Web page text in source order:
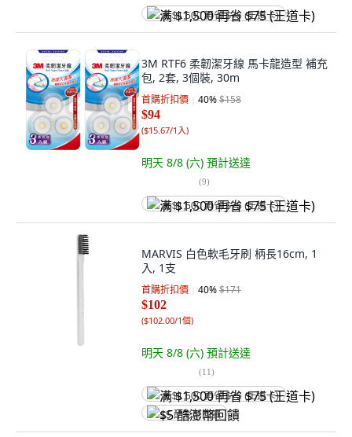
满 $1,500 再省 $75 (王道卡)
3M RTF6 柔韌潔牙線 馬卡龍造型 補充
包, 2套, 3個裝, 30m
首購折扣價 40%$158
$94
($15.67/1入)
明天 8/8 (六) 預計送達
(9)
满 $1,500 再省 $75 (王道卡)
MARVIS 白色軟毛牙刷 柄長16cm, 1
入, 1支
首購折扣價 40%$171
$102
($102.00/1個)
明天 8/8 (六) 預計送達
(11)
满 $1,500 再省 $75 (王道卡)
$5 酷澎幣回饋